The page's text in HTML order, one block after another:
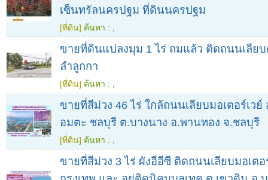
เซ็นทรัลนครปฐม ที่ดินนครปฐม
[ที่ดิน] ค้นหา :
ขายที่ดินแปลงมุม 1 ไร่ ถมแล้ว ติดถนนเลียบ
ลำลูกกา
[ที่ดิน] ค้นหา :
ขายที่สีม่วง 46 ไร่ ใกล้ถนนเลียบมอเตอร์เว
อมตะ ชลบุรี ต.บางนาง อ.พานทอง จ.ชลบุรี
[ที่ดิน] ค้นหา :
ขายที่สีม่วง 3 ไร่ ผังอีอีซี ติดถนนเลียบมอเตอ